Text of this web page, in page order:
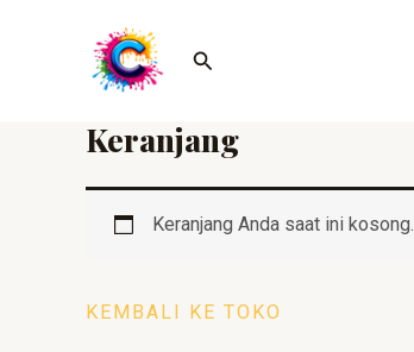
Cari
Keranjang
Keranjang Anda saat ini kosong.
KEMBALI KE TOKO